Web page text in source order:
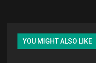
YOU MIGHT ALSO LIKE